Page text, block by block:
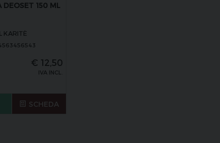
DEOSET 150 ML
KARITÈ
€ 12,50
IVA INCL.
SCHEDA